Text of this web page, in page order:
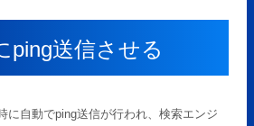
ping送信させる
に自動でping送信が行われ、検索エンジ